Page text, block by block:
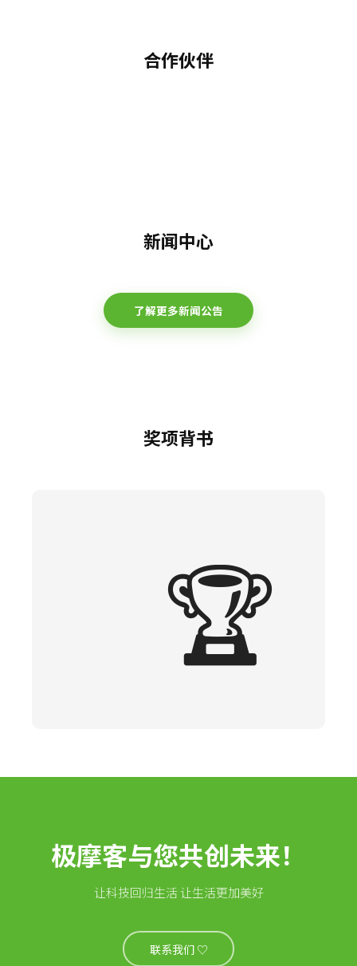
合作伙伴
新闻中心
了解更多新闻公告
奖项背书
🏆
极摩客与您共创未来！
让科技回归生活 让生活更加美好
联系我们 ♡